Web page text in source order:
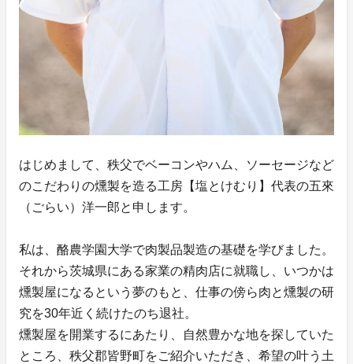
はじめまして、秩父でベーコンやハム、ソーセージなど
のこだわりの燻製を造る工房【塩とけむり】代表の五來
（ごらい）洋一郎と申します。
私は、酪農学園大学で肉製品製造の基礎を学びました。
それから茨城県にある家業の精肉店に就職し、いつかは
燻製屋になるという夢のもと、仕事の傍ら肉と燻製の研
究を30年近く続けたのち退社。
燻製屋を開業するにあたり、自然豊かな地を探していた
ところ、秩父郡皆野町をご紹介いただき、希望の叶う土